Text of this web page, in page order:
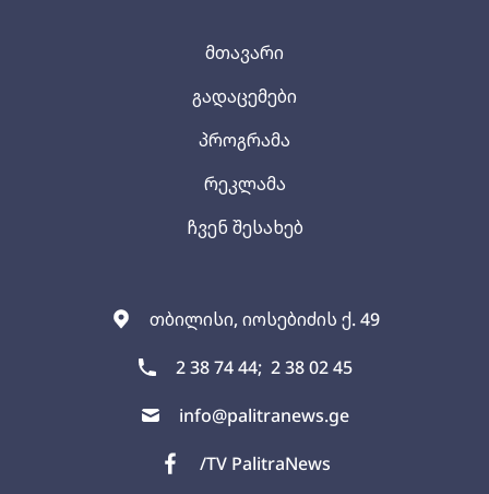
თბილისი, იოსებიძის ქ. 49
2 38 74 44; 2 38 02 45
info@palitranews.ge
/TV PalitraNews
მთავარი
გადაცემები
პროგრამა
რეკლამა
ჩვენ შესახებ